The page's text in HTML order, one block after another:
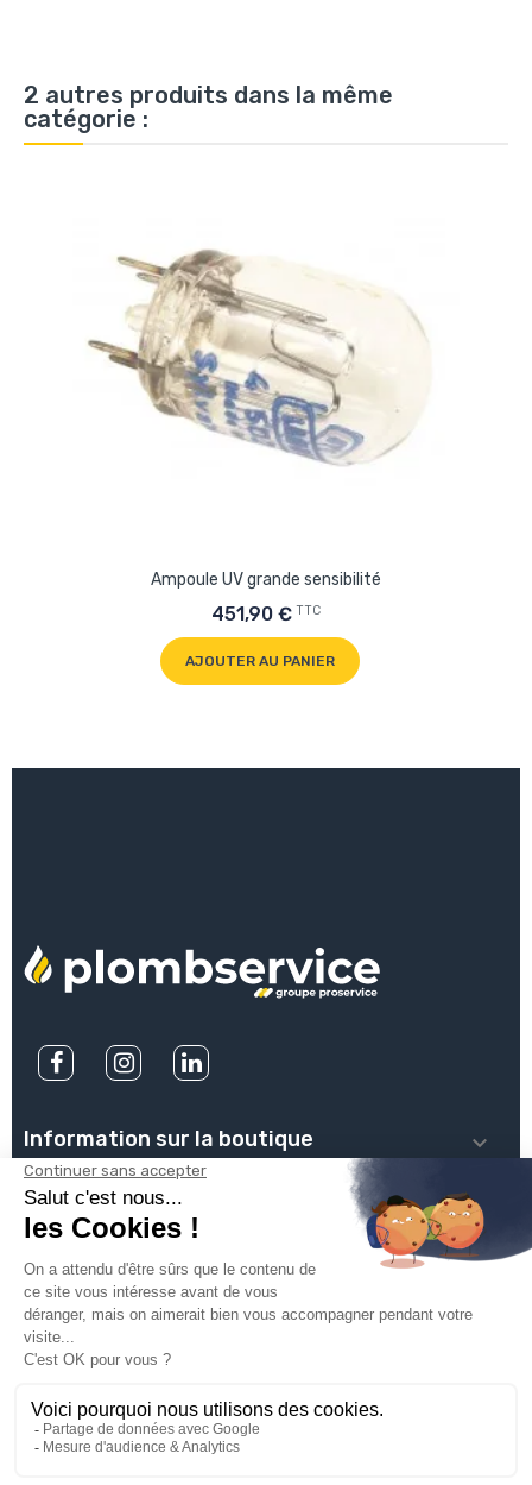
2 autres produits dans la même
catégorie :
Ampoule UV grande sensibilité
451,90 € TTC
AJOUTER AU PANIER
Information sur la boutique 
PLOMBSERVICE 
INFOS PRATIQUES 
VOTRE COMPTE 
Groupe Proservice